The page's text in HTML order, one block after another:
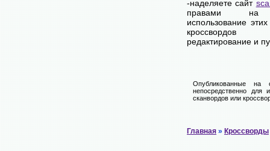
-наделяете сайт
правами на
использование
редактирование и
Опубликованные на
непосредственно для
сканвордов или
Главная » Кроссворды